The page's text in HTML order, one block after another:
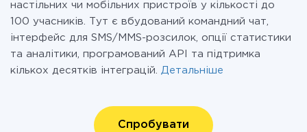
настільних чи мобільних пристроїв у кількості до
100 учасників. Тут є вбудований командний чат,
інтерфейс для SMS/MMS-розсилок, опції статистики
та аналітики, програмований API та підтримка
кількох десятків інтеграцій. Детальніше
Спробувати